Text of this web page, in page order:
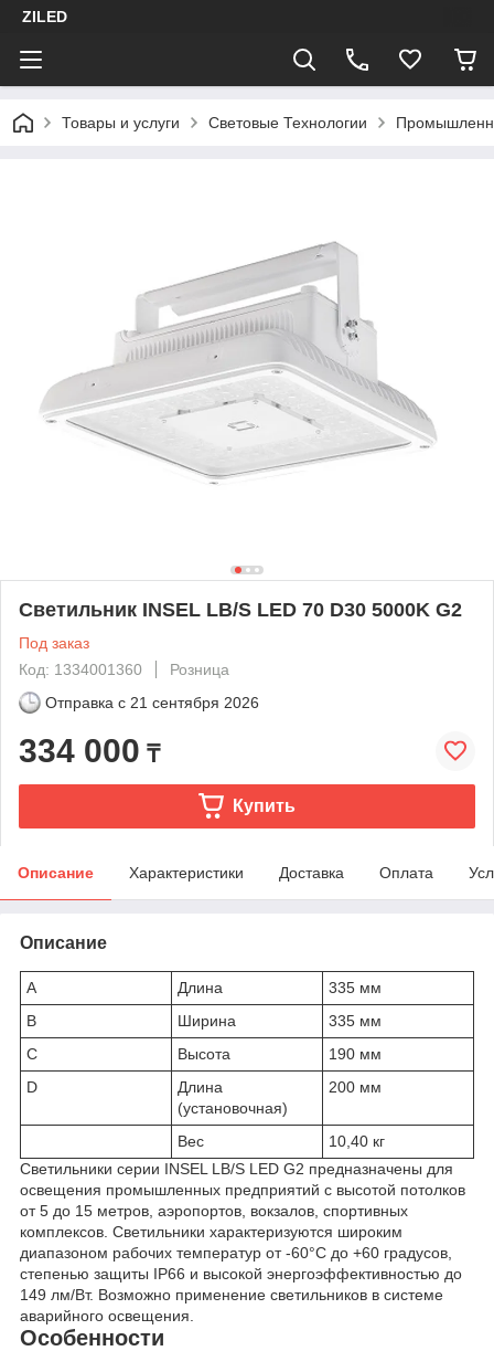
ZILED
Товары и услуги Световые Технологии
Светильник INSEL LB/S LED 70 D30 5000K G2
Под заказ
Код: 1334001360
Розница
Отправка с 21 сентября 2026
334 000 ₸
Купить
Описание Характеристики Доставка Оплата
Описание
A Длина
335 мм
B
Ширина
335 мм
C
Высота
190 мм
D
Длина
(установочная)
200 мм
Вес
10,40 кг
Светильники серии INSEL LB/S LED G2 предназначены для
освещения промышленных предприятий с высотой потолков
от 5 до 15 метров, аэропортов, вокзалов, спортивных
комплексов. Светильники характеризуются широким
диапазоном рабочих температур от -60°С до +60 градусов,
степенью защиты IP66 и высокой энергоэффективностью до
149 лм/Вт. Возможно применение светильников в системе
аварийного освещения.
Особенности